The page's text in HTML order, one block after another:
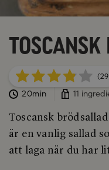
20min
11
Toscansk
är en vanlig sallad
att laga när du har